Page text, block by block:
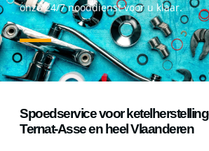
onze 24/7 nooddienst voor u klaar.
Spoedservice voor
Ternat-Asse en heel Vlaanderen